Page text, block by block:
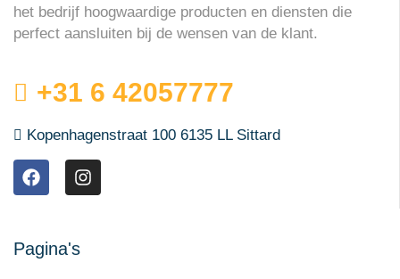
het bedrijf hoogwaardige producten en diensten die
perfect aansluiten bij de wensen van de klant.
+31 6 42057777
Kopenhagenstraat 100 6135 LL Sittard
Pagina's